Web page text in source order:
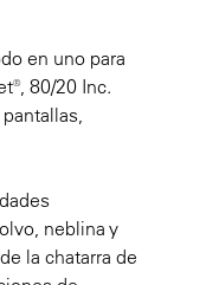
en uno para
80/20 Inc.
neblina y
la chatarra de